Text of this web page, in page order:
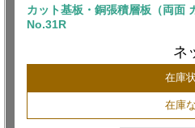
カット基板・銅張積層板（両面
No.31R
ネ
在庫
在庫